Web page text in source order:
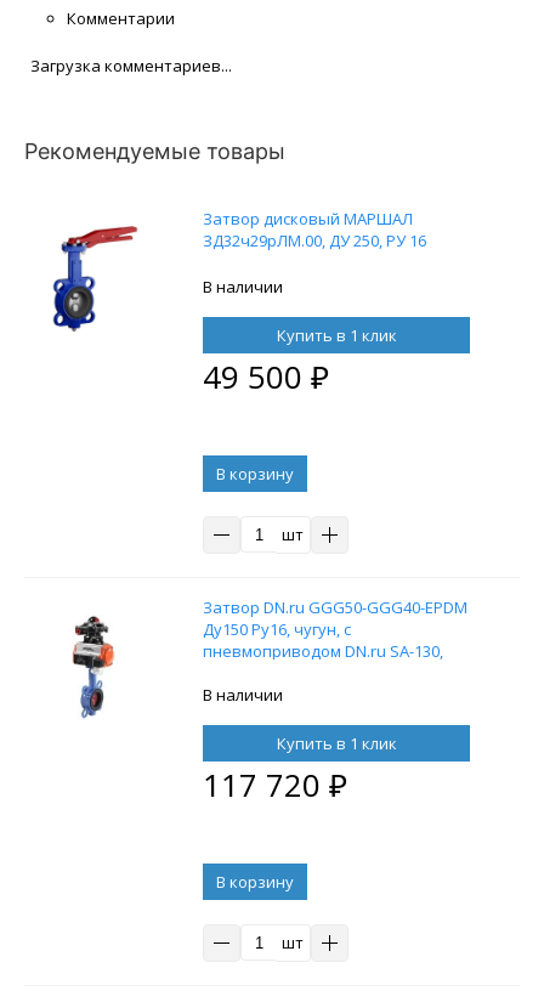
Комментарии
Загрузка комментариев...
Рекомендуемые товары
Затвор дисковый МАРШАЛ
ЗД32ч29рЛМ.00, ДУ 250, РУ 16
В наличии
Купить в 1 клик
49 500 ₽
В корзину
шт
Затвор DN.ru GGG50-GGG40-EPDM
Ду150 Ру16, чугун, с
пневмоприводом DN.ru SA-130,
24В, БКВ APL-210N и воздушным
В наличии
Купить в 1 клик
117 720 ₽
В корзину
шт